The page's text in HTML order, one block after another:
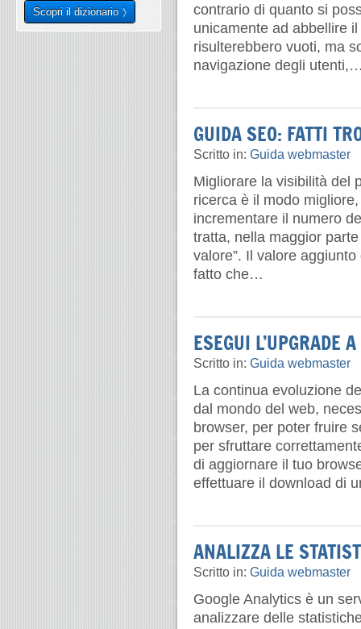
contrario di quanto si
unicamente ad abbellire
risulterebbero vuoti, ma
navigazione degli
GUIDA SEO: FATTI
Scritto in: Guida webmaster
Migliorare la visibilità del
ricerca è il modo
incrementare il numero
tratta, nella maggior
valore”. Il valore
fatto che…
ESEGUI L’UPGRADE
Scritto in: Guida webmaster
La continua evoluzione
dal mondo del web,
browser, per poter fruire
per sfruttare
di aggiornare il tuo
effettuare il download di
ANALIZZA LE
Scritto in: Guida webmaster
Google Analytics è un
analizzare delle
Scopri il dizionario